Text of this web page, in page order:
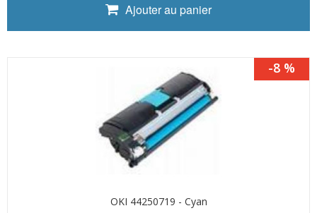
Ajouter au panier
-8 %
OKI 44250719 - Cyan